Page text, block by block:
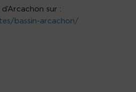
sur :
bassin-arcachon/